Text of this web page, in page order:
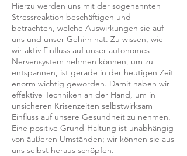
Hierzu werden uns mit der sogenannten
Stressreaktion beschäftigen und
betrachten, welche Auswirkungen sie auf
uns und unser Gehirn hat. Zu wissen, wie
wir aktiv Einfluss auf unser autonomes
Nervensystem nehmen können, um zu
entspannen, ist gerade in der heutigen Zeit
enorm wichtig geworden. Damit haben wir
effektive Techniken an der Hand, um in
unsicheren Krisenzeiten selbstwirksam
Einfluss auf unsere Gesundheit zu nehmen.
Eine positive Grund-Haltung ist unabhängig
von äußeren Umständen; wir können sie aus
uns selbst heraus schöpfen.